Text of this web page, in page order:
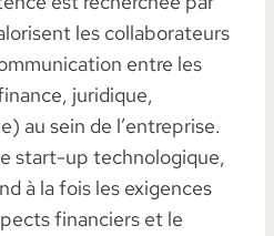
les collaborateurs
entre les
juridique,
au sein de l’entreprise.
start-up technologique,
à la fois les exigences
financiers et le